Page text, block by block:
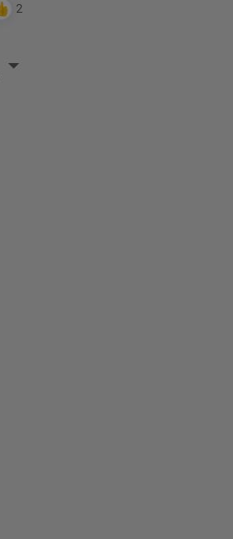
More Actions